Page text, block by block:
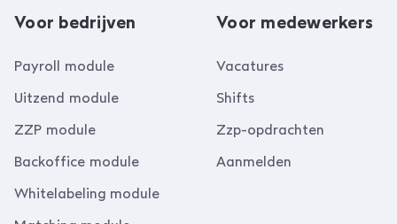
Voor bedrijven
Payroll module
Uitzend module
ZZP module
Backoffice module
Whitelabeling module
Voor medewerkers
Vacatures
Shifts
Zzp-opdrachten
Aanmelden